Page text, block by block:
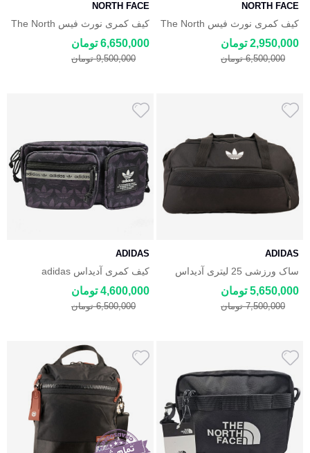
NORTH FACE
کیف کمری نورث فیس The North
Face
2,950,000 تومان
6,500,000 تومان
NORTH FACE
کیف کمری نورث فیس The North
Face
6,650,000 تومان
9,500,000 تومان
ADIDAS
ساک ورزشی 25 لیتری آدیداس
adidas tiro
5,650,000 تومان
7,500,000 تومان
ADIDAS
کیف کمری آدیداس adidas
4,600,000 تومان
6,500,000 تومان